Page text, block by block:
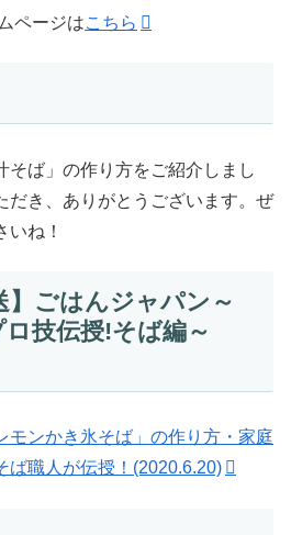
ページはこちら
そば」の作り方をご紹介しまし
だき、ありがとうございます。ぜ
いね！
】ごはんジャパン～
ロ技伝授!そば編～
モンかき氷そば」の作り方・家庭
ば職人が伝授！(2020.6.20)